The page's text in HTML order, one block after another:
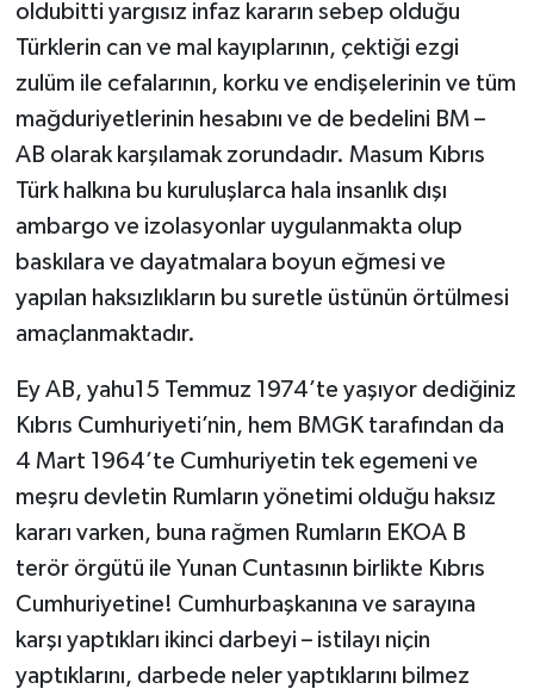
oldubitti yargısız infaz kararın sebep olduğu
Türklerin can ve mal kayıplarının, çektiği ezgi
zulüm ile cefalarının, korku ve endişelerinin ve tüm
mağduriyetlerinin hesabını ve de bedelini BM –
AB olarak karşılamak zorundadır. Masum Kıbrıs
Türk halkına bu kuruluşlarca hala insanlık dışı
ambargo ve izolasyonlar uygulanmakta olup
baskılara ve dayatmalara boyun eğmesi ve
yapılan haksızlıkların bu suretle üstünün örtülmesi
amaçlanmaktadır.
Ey AB, yahu15 Temmuz 1974’te yaşıyor dediğiniz
Kıbrıs Cumhuriyeti’nin, hem BMGK tarafından da
4 Mart 1964’te Cumhuriyetin tek egemeni ve
meşru devletin Rumların yönetimi olduğu haksız
kararı varken, buna rağmen Rumların EKOA B
terör örgütü ile Yunan Cuntasının birlikte Kıbrıs
Cumhuriyetine! Cumhurbaşkanına ve sarayına
karşı yaptıkları ikinci darbeyi – istilayı niçin
yaptıklarını, darbede neler yaptıklarını bilmez